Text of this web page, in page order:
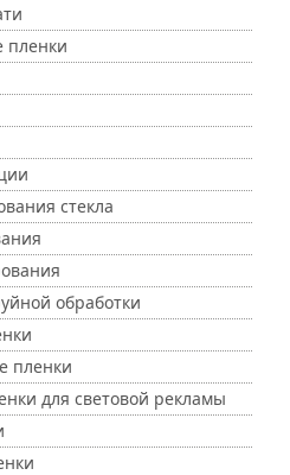
пленки
стекла
обработки
пленки
для световой рекламы